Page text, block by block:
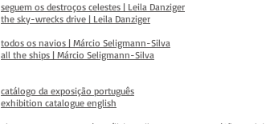
seguem os destroços celestes | Leila Danziger
the sky-wrecks drive | Leila Danziger
todos os navios | Márcio Seligmann-Silva
all the ships | Márcio Seligmann-Silva
catálogo da exposição português
exhibition catalogue english